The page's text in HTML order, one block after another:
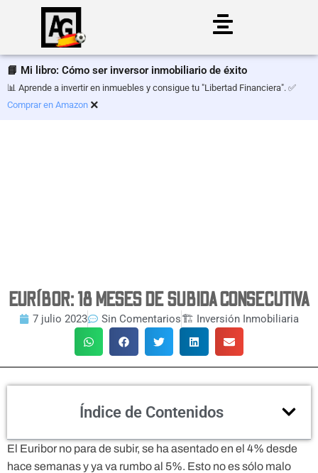
al
contenido
📘 Mi libro: Cómo ser inversor inmobiliario de éxito
📊 Aprende a invertir en inmuebles y consigue tu "Libertad Financiera". ✅
Comprar en Amazon ×
EURÍBOR: 18 MESES DE SUBIDA CONSECUTIVA
7 julio 2023 Sin Comentarios🏗 Inversión Inmobiliaria
Índice de Contenidos
El Euribor no para de subir, se ha asentado en el 4% desde
hace semanas y ya va rumbo al 5%. Esto no es sólo malo